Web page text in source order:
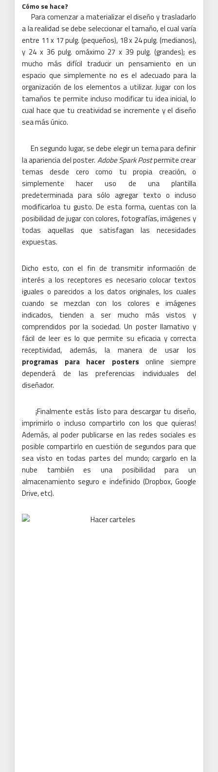
Cómo se hace?
Para comenzar a materializar el diseño y trasladarlo
a la realidad se debe seleccionar el tamaño, el cual varía
entre 11 x 17 pulg. (pequeños), 18 x 24 pulg. (medianos),
y 24 x 36 pulg. omáximo 27 x 39 pulg. (grandes); es
mucho más difícil traducir un pensamiento en un
espacio que simplemente no es el adecuado para la
organización de los elementos a utilizar. Jugar con los
tamaños te permite incluso modificar tu idea inicial, lo
cual hace que tu creatividad se incremente y el diseño
sea más único.
En segundo lugar, se debe elegir un tema para definir
la apariencia del poster. Adobe Spark Postpermite crear
temas desde cero como tu propia creación, o
simplemente hacer uso de una plantilla
predeterminada para sólo agregar texto o incluso
modificarloa tu gusto. De esta forma, cuentas con la
posibilidad de jugar con colores, fotografías, imágenes y
todas aquellas que satisfagan las necesidades
expuestas.
Dicho esto, con el fin de transmitir información de
interés a los receptores es necesario colocar textos
iguales o parecidos a los datos originales, los cuales
cuando se mezclan con los colores e imágenes
indicados, tienden a ser mucho más vistos y
comprendidos por la sociedad. Un poster llamativo y
fácil de leer es lo que permite su eficacia y correcta
receptividad, además, la manera de usar los
programas para hacer posters online siempre
dependerá de las preferencias individuales del
diseñador.
¡Finalmente estás listo para descargar tu diseño,
imprimirlo o incluso compartirlo con los que quieras!
Además, al poder publicarse en las redes sociales es
posible compartirlo en cuestión de segundos para que
sea visto en todas partes del mundo; cargarlo en la
nube también es una posibilidad para un
almacenamiento seguro e indefinido (Dropbox, Google
Drive, etc).